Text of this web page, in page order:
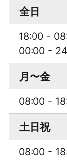
全日
18:00 -
00:00 -
月〜金
08:00 -
土日祝
08:00 -